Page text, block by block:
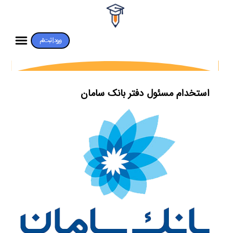
ورود | ثبت‌نام
استخدام مسئول دفتر بانک سامان